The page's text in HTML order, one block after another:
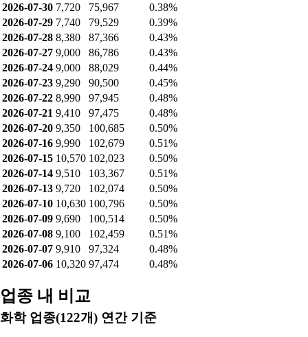
2026-07-30 7,720 75,967
0.38%
2026-07-29 7,740 79,529
0.39%
2026-07-28 8,380 87,366
0.43%
2026-07-27 9,000 86,786
0.43%
2026-07-24 9,000 88,029
0.44%
2026-07-23 9,290 90,500
0.45%
2026-07-22 8,990 97,945
0.48%
2026-07-21 9,410 97,475
0.48%
2026-07-20 9,350 100,685
0.50%
2026-07-16 9,990 102,679
0.51%
2026-07-15 10,570 102,023
0.50%
2026-07-14 9,510 103,367
0.51%
2026-07-13 9,720 102,074
0.50%
2026-07-10 10,630 100,796
0.50%
2026-07-09 9,690 100,514
0.50%
2026-07-08 9,100 102,459
0.51%
2026-07-07 9,910 97,324
0.48%
2026-07-06 10,320 97,474 0.48%
업종 내 비교
화학 업종(122개) 연간 기준